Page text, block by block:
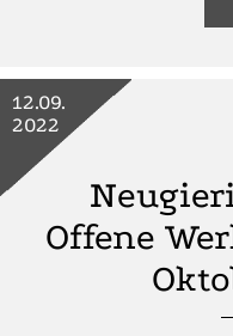
Offene
12.09.
2022